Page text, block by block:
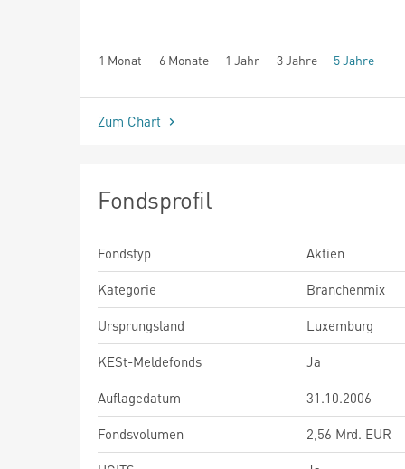
1 Monat 6 Monate 1 Jahr 3 Jahre 5 Jahre
seit Beginn
Zum Chart
Fondsprofil
Fondstyp
Aktien
Kategorie
Branchenmix
Ursprungsland
Luxemburg
KESt-Meldefonds
Ja
Auflagedatum
31.10.2006
Fondsvolumen
2,56 Mrd. EUR